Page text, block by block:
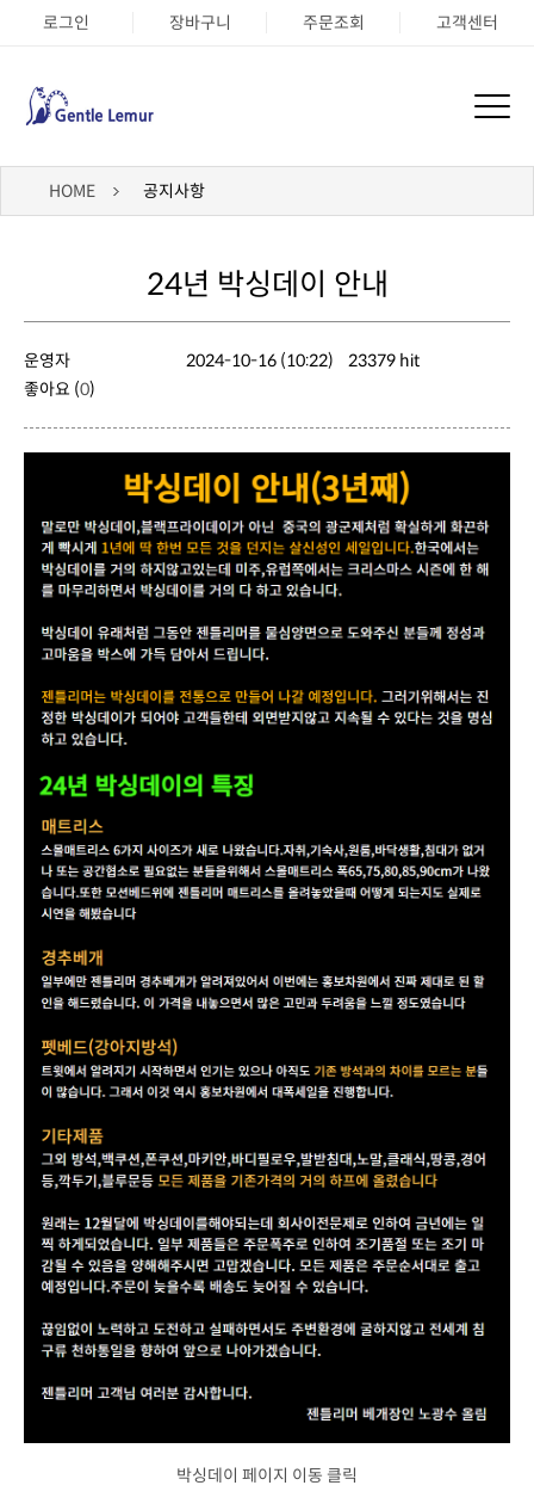
로그인 장바구니 주문조회 고객센터
HOME 공지사항
24년 박싱데이 안내
운영자 2024-10-16 (10:22)
23379 hit
좋아요 (0)
박싱데이 페이지 이동 클릭